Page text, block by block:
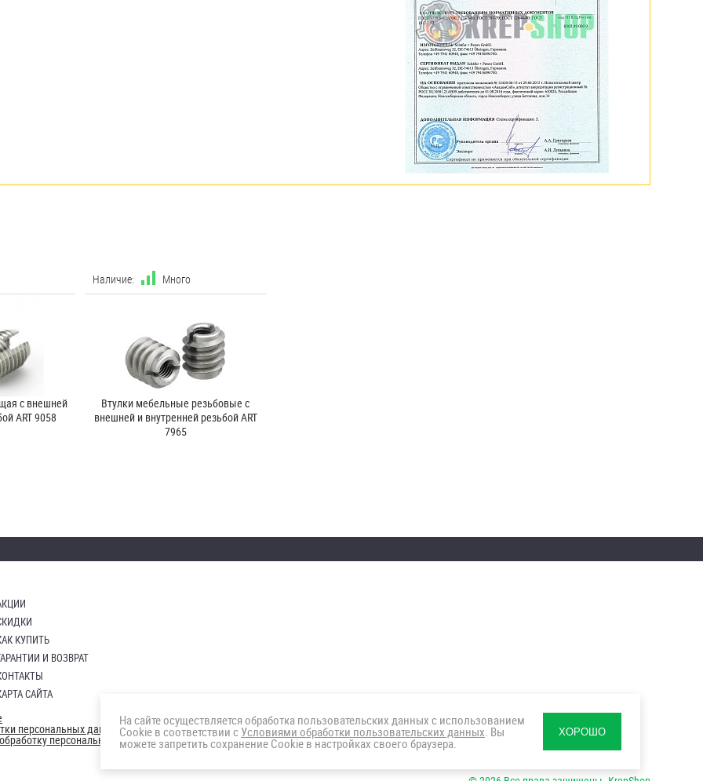
с внешней
ART 9058
Наличие: Много
Втулки мебельные резьбовые с
внешней и внутренней резьбой ART
7965
КУПИТЬ
И ВОЗВРАТ
САЙТА
персональных данных
персональных данны
На сайте осуществляется обработка пользовательских данных с использованием
Cookie в соответствии с Условиями обработки пользовательских данных . Вы
можете запретить сохранение Cookie в настройках своего браузера.
ХОРОШО